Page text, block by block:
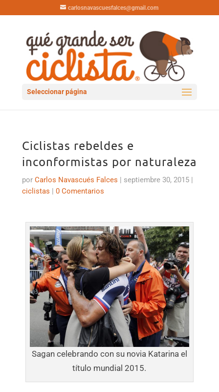
carlosnavascuesfalces@gmail.com
Seleccionar página
Ciclistas rebeldes e
inconformistas por naturaleza
por Carlos Navascués Falces | septiembre 30, 2015 |
ciclistas | 0 Comentarios
Sagan celebrando con su novia Katarina el
título mundial 2015.